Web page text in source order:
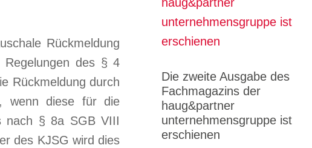
Rückmeldung
Regelungen des § 4
Rückmeldung durch
wenn diese für die
nach § 8a SGB VIII
des KJSG wird dies
Die zweite Ausgabe des
Fachmagazins der
haug&partner
unternehmensgruppe ist
erschienen